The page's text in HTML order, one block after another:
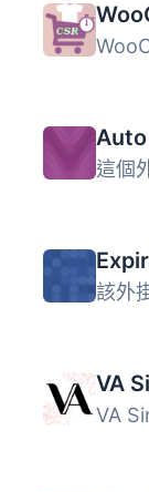
VA